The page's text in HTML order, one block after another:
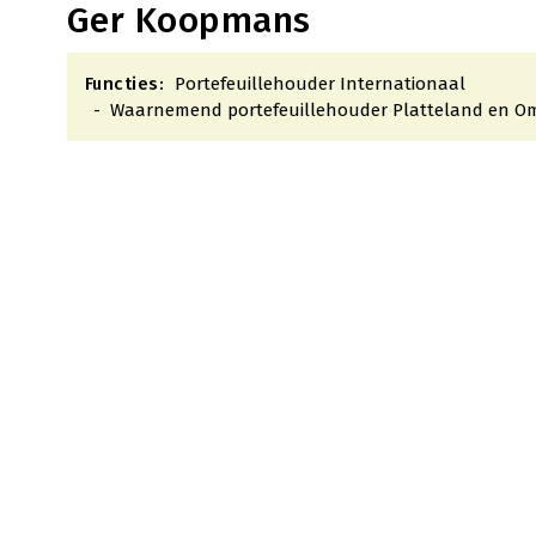
Ger Koopmans
Functies:
Portefeuillehouder Internationaal
Waarnemend portefeuillehouder Platteland en